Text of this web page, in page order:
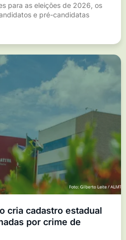
para as eleições de 2026, os
e pré-candidatas
cria cadastro estadual
por crime de